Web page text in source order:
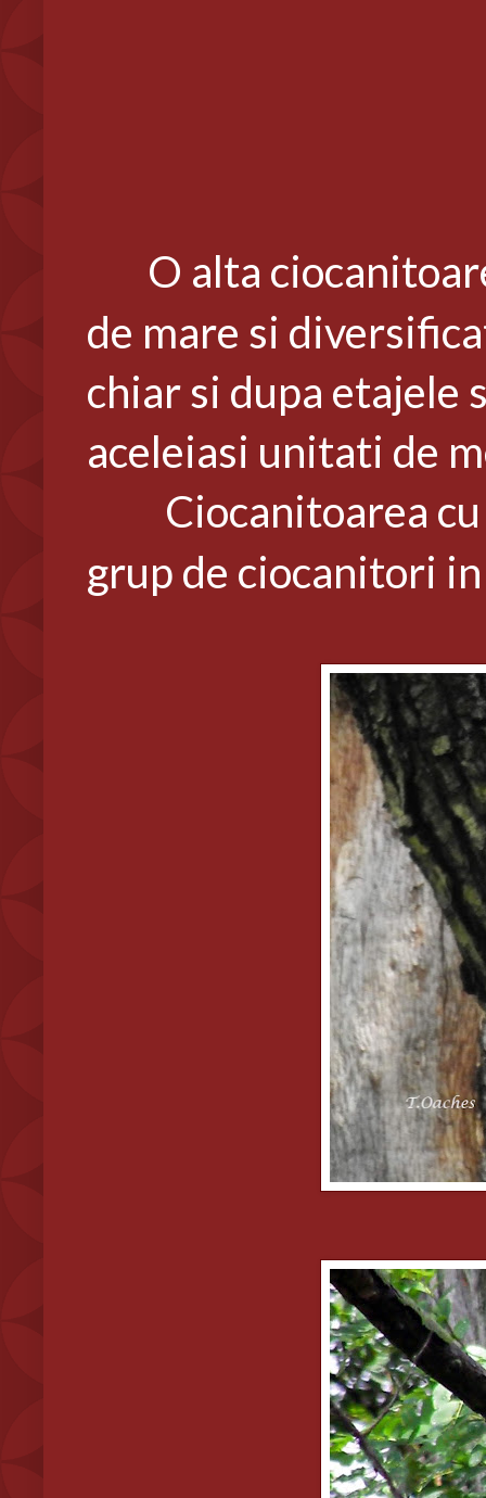
O alta
de mare si
chiar si dupa etajele
aceleiasi unitati de
Ciocanitoarea cu
grup de ciocanitori